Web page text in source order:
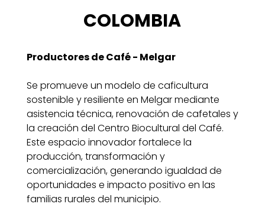
COLOMBIA
Productores de Café - Melgar
Se promueve un modelo de caficultura
sostenible y resiliente en Melgar mediante
asistencia técnica, renovación de cafetales y
la creación del Centro Biocultural del Café.
Este espacio innovador fortalece la
producción, transformación y
comercialización, generando igualdad de
oportunidades e impacto positivo en las
familias rurales del municipio.